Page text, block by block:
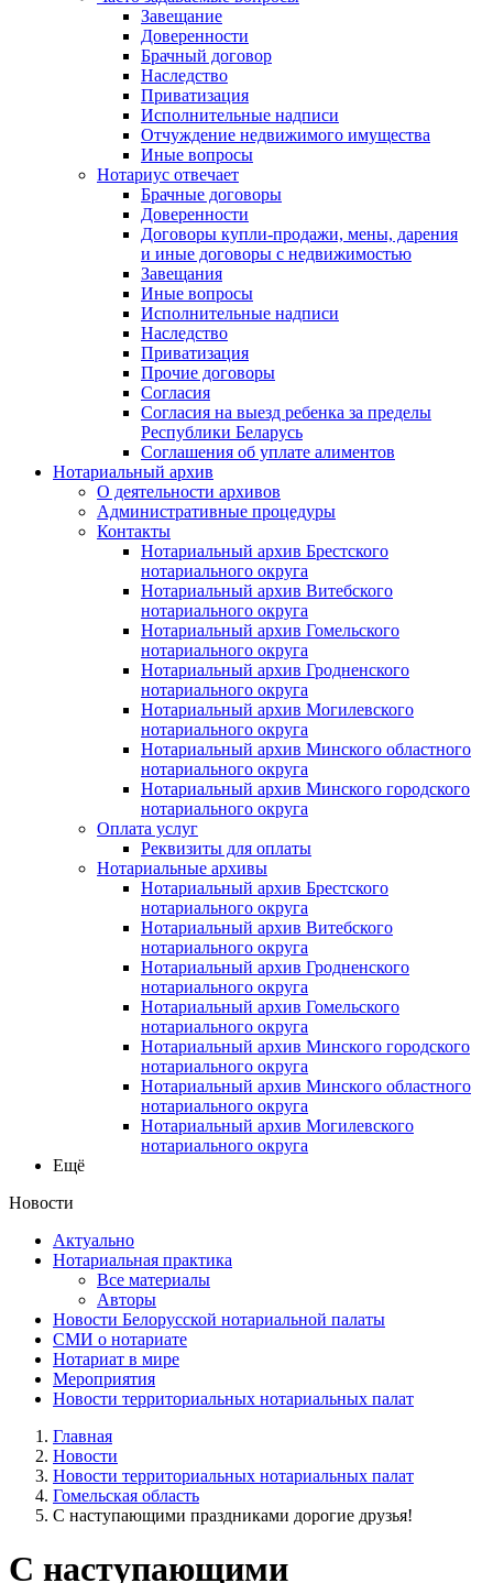
Завещание
Доверенности
Брачный договор
Наследство
Приватизация
Исполнительные надписи
Отчуждение недвижимого имущества
Иные вопросы
Нотариус отвечает
Брачные договоры
Доверенности
Договоры купли-продажи, мены, дарения
и иные договоры с недвижимостью
Завещания
Иные вопросы
Исполнительные надписи
Наследство
Приватизация
Прочие договоры
Согласия
Согласия на выезд ребенка за пределы
Республики Беларусь
Соглашения об уплате алиментов
Нотариальный архив
О деятельности архивов
Административные процедуры
Контакты
Нотариальный архив Брестского
нотариального округа
Нотариальный архив Витебского
нотариального округа
Нотариальный архив Гомельского
нотариального округа
Нотариальный архив Гродненского
нотариального округа
Нотариальный архив Могилевского
нотариального округа
Нотариальный архив Минского областного
нотариального округа
Нотариальный архив Минского городского
нотариального округа
Оплата услуг
Реквизиты для оплаты
Нотариальные архивы
Нотариальный архив Брестского
нотариального округа
Нотариальный архив Витебского
нотариального округа
Нотариальный архив Гродненского
нотариального округа
Нотариальный архив Гомельского
нотариального округа
Нотариальный архив Минского городского
нотариального округа
Нотариальный архив Минского областного
нотариального округа
Нотариальный архив Могилевского
нотариального округа
Ещё
Новости
Актуально
Нотариальная практика
Все материалы
Авторы
Новости Белорусской нотариальной палаты
СМИ о нотариате
Нотариат в мире
Мероприятия
Новости территориальных нотариальных палат
Главная
Новости
Новости территориальных нотариальных палат
Гомельская область
С наступающими праздниками дорогие друзья!
С наступающими